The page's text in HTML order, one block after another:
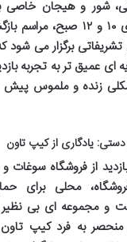
شور و هیجان خاصی
همچنین در ساعت های ۱۰ و
تشریفاتی برگزار می
ای عمیق تر به تجربه
شکلی زنده و ملموس پیش
یادگاری از کیپ تاون
از فروشگاه سوغات
محلی برای
و مجموعه ای بی نظیر
به فرد کیپ تاون